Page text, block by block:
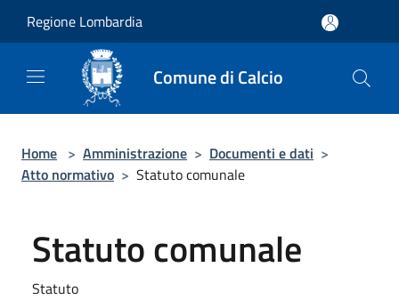
Regione Lombardia
Comune di Calcio
Home > Amministrazione > Documenti e dati >
Atto normativo > Statuto comunale
Statuto comunale
Statuto